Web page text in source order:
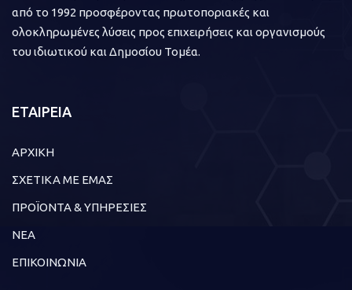
από το 1992 προσφέροντας πρωτοποριακές και
ολοκληρωμένες λύσεις προς επιχειρήσεις και οργανισμούς
του ιδιωτικού και Δημοσίου Τομέα.
ΕΤΑΙΡΕΙΑ
ΑΡΧΙΚΗ
ΣΧΕΤΙΚΑ ΜΕ ΕΜΑΣ
ΠΡΟΪΟΝΤΑ & ΥΠΗΡΕΣΙΕΣ
ΝΕΑ
ΕΠΙΚΟΙΝΩΝΙΑ